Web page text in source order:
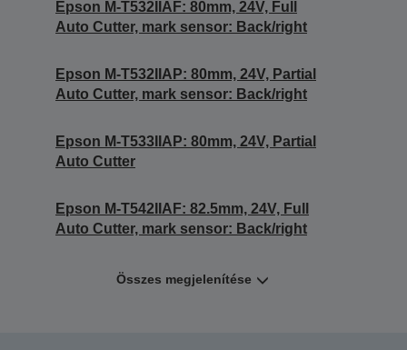
Epson M-T532IIAF: 80mm, 24V, Full
Auto Cutter, mark sensor: Back/right
Epson M-T532IIAP: 80mm, 24V, Partial
Auto Cutter, mark sensor: Back/right
Epson M-T533IIAP: 80mm, 24V, Partial
Auto Cutter
Epson M-T542IIAF: 82.5mm, 24V, Full
Auto Cutter, mark sensor: Back/right
Összes megjelenítése